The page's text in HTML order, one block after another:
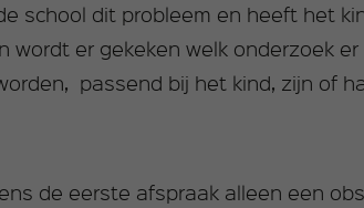
school dit probleem en heeft het
wordt er gekeken welk onderzoek
passend bij het kind, zijn of
de eerste afspraak alleen een